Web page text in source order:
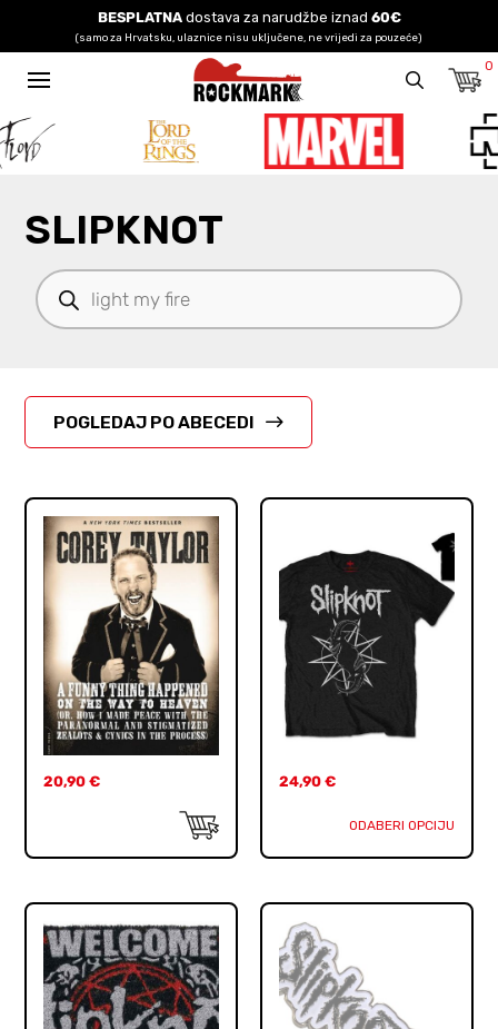
BESPLATNAdostava za narudžbe iznad 60€
(samo za Hrvatsku, ulaznice nisu uključene, ne vrijedi za pouzeće)
0
SLIPKNOT
Products
search
POGLEDAJ PO ABECEDI
20,90€ 24,90 €
ODABERI OPCIJU